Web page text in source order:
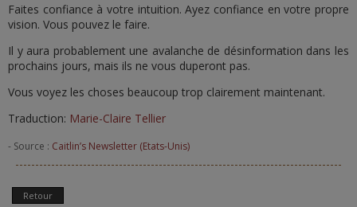
Faites confiance à votre intuition. Ayez confiance en votre propre
vision. Vous pouvez le faire.
Il y aura probablement une avalanche de désinformation dans les
prochains jours, mais ils ne vous duperont pas.
Vous voyez les choses beaucoup trop clairement maintenant.
Traduction: Marie-Claire Tellier
- Source : Caitlin’s Newsletter (Etats-Unis)
Retour